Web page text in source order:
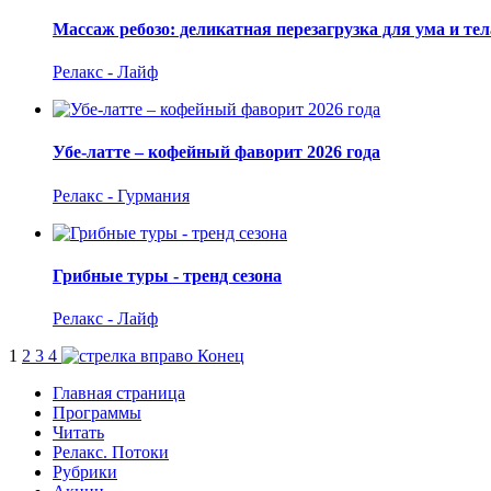
Массаж ребозо: деликатная перезагрузка для ума и
Релакс - Лайф
Убе-латте – кофейный фаворит 2026 года
Релакс - Гурмания
Грибные туры - тренд сезона
Релакс - Лайф
1 2 3 4
Конец
Главная страница
Программы
Читать
Релакс. Потоки
Рубрики